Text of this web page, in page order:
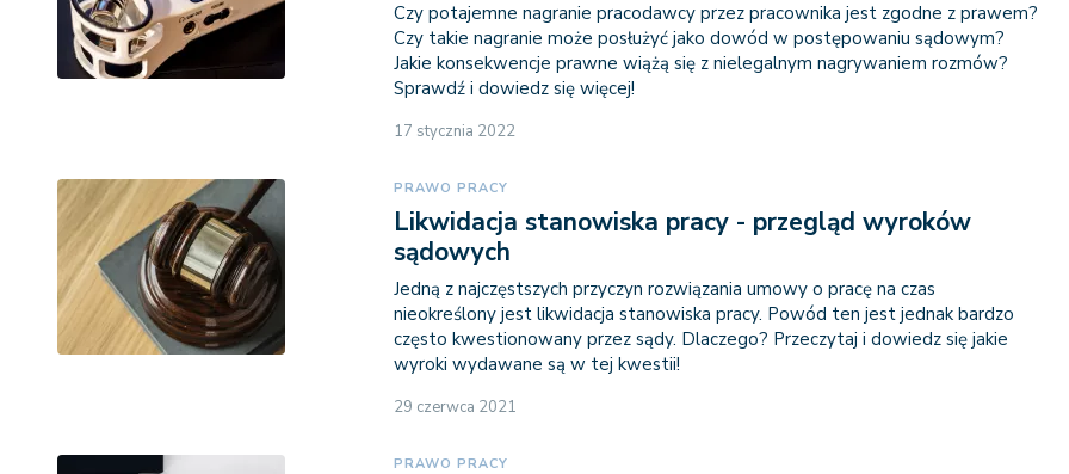
Czy potajemne nagranie pracodawcy przez pracownika jest zgodne z prawem?
Czy takie nagranie może posłużyć jako dowód w postępowaniu sądowym?
Jakie konsekwencje prawne wiążą się z nielegalnym nagrywaniem rozmów?
Sprawdź i dowiedz się więcej!
17 stycznia 2022
PRAWO PRACY
Likwidacja stanowiska pracy - przegląd wyroków
sądowych
Jedną z najczęstszych przyczyn rozwiązania umowy o pracę na czas
nieokreślony jest likwidacja stanowiska pracy. Powód ten jest jednak bardzo
często kwestionowany przez sądy. Dlaczego? Przeczytaj i dowiedz się jakie
wyroki wydawane są w tej kwestii!
29 czerwca 2021
PRAWO PRACY